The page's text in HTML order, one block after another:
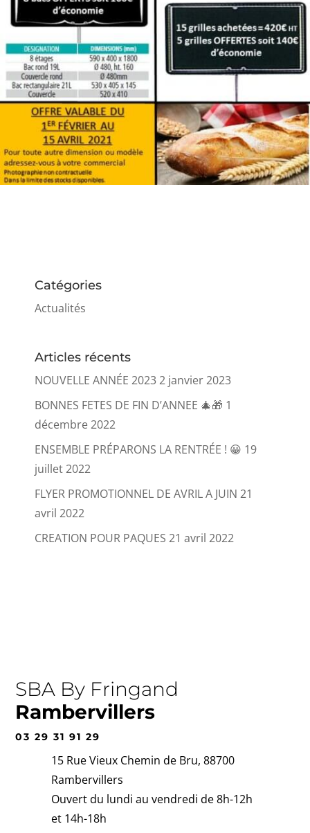
Catégories
Actualités
Articles récents
NOUVELLE ANNÉE 20232 janvier 2023
BONNES FETES DE FIN D’ANNEE 🎄🎁 1
décembre 2022
ENSEMBLE PRÉPARONS LA RENTRÉE ! 😀 19
juillet 2022
FLYER PROMOTIONNEL DE AVRIL A JUIN 21
avril 2022
CREATION POUR PAQUES 21 avril 2022
SBA By Fringand
Rambervillers
03 29 31 91 29
15 Rue Vieux Chemin de Bru, 88700
Rambervillers
Ouvert du lundi au vendredi de 8h-12h
et 14h-18h